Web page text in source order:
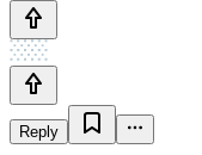
Reply